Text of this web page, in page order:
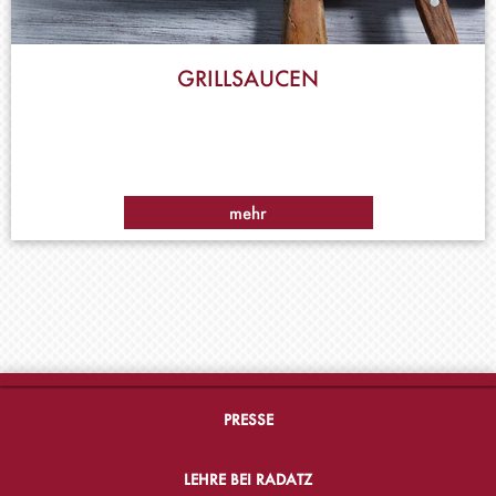
GRILLSAUCEN
mehr
PRESSE
LEHRE BEI RADATZ